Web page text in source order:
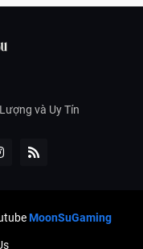
và Uy Tín
MoonSuGaming